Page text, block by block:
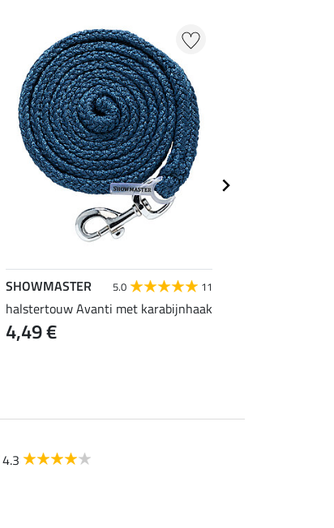
SHOWMASTER 5.0 11
halstertouw Avanti met karabijnhaak
4,49 €
4.3